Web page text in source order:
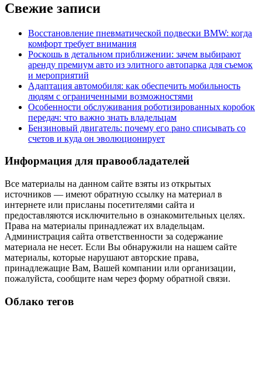
Свежие записи
Восстановление пневматической подвески BMW: когда
комфорт требует внимания
Роскошь в детальном приближении: зачем выбирают
аренду премиум авто из элитного автопарка для съемок
и мероприятий
Адаптация автомобиля: как обеспечить мобильность
людям с ограниченными возможностями
Особенности обслуживания роботизированных коробок
передач: что важно знать владельцам
Бензиновый двигатель: почему его рано списывать со
счетов и куда он эволюционирует
Информация для правообладателей
Все материалы на данном сайте взяты из открытых
источников — имеют обратную ссылку на материал в
интернете или присланы посетителями сайта и
предоставляются исключительно в ознакомительных целях.
Права на материалы принадлежат их владельцам.
Администрация сайта ответственности за содержание
материала не несет. Если Вы обнаружили на нашем сайте
материалы, которые нарушают авторские права,
принадлежащие Вам, Вашей компании или организации,
пожалуйста, сообщите нам через форму обратной связи.
Облако тегов